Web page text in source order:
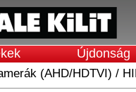
Újdonság
(AHD/HDTVI) /